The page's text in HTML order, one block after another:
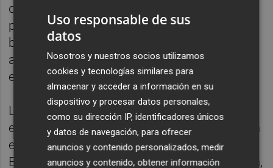
décimas menos que sus anteriores
pronósticos La inflación de la zona del euro
bajó al 1,9 % interanual en mayo (2,2 % en
abril) debido a la caída de los precios de la
energía y de los servicios.
La inflación subyacente en mayo, que
excluye las categorías más volátiles como la
energía y los alimentos y es la que utiliza el
BCE en sus decisiones de política monetaria,
Uso responsable de sus
datos
Nosotros y nuestros socios utilizamos
cookies y tecnologías similares para
almacenar y acceder a información en su
dispositivo y procesar datos personales,
como su dirección IP, identificadores únicos
y datos de navegación, para ofrecer
anuncios y contenido personalizados, medir
anuncios y contenido, obtener información